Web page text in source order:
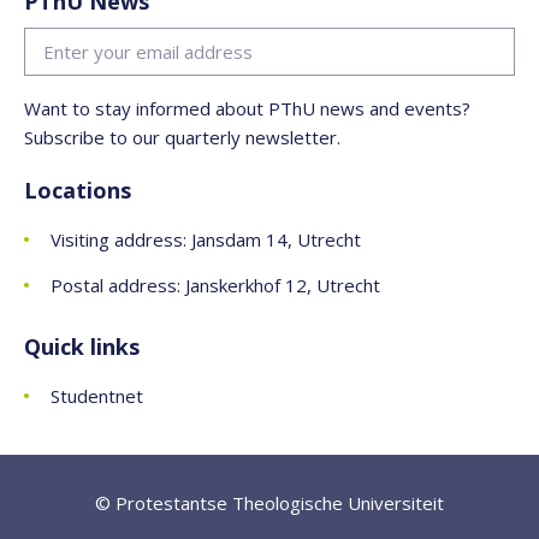
Magzine, Interview in Filosofie Magazine over de publicatie
van mijn boek 'Afgunst: Een filosofie van een pijnlijke
emotie'., 23 July 2024
Nachtvlinders
Television:Nachtvlinders, De Nachtzoen, Interview over
Want to stay informed about PThU news and events?
Subscribe to our quarterly newsletter.
Locations
Visiting address: Jansdam 14, Utrecht
Postal address: Janskerkhof 12, Utrecht
Quick links
Studentnet
© Protestantse Theologische Universiteit